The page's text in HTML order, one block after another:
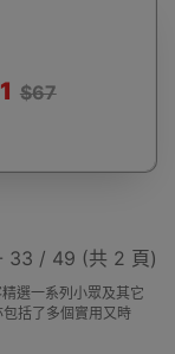
$67
33 / 49 (共 2 頁)
選一系列小眾及其它
括了多個實用又時